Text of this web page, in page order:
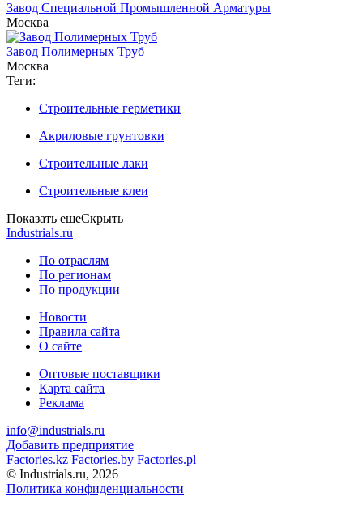
Завод Специальной Промышленной Арматуры
Москва
Завод Полимерных Труб
Москва
Теги:
Строительные герметики
Акриловые грунтовки
Строительные лаки
Строительные клеи
Показать ещеСкрыть
Industrials.ru
По отраслям
По регионам
По продукции
Новости
Правила сайта
О сайте
Оптовые поставщики
Карта сайта
Реклама
info@industrials.ru
Добавить предприятие
Factories.kz Factories.by Factories.pl
© Industrials.ru, 2026
Политика конфиденциальности